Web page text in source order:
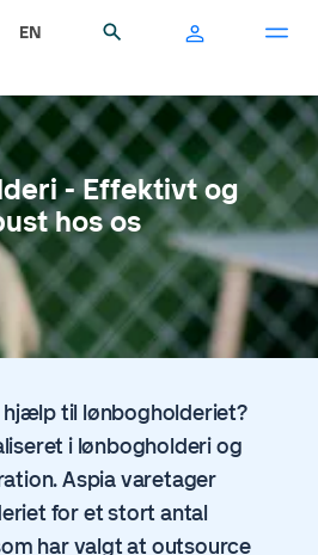
EN
- Effektivt og
hos os
hjælp til lønbogholderiet?
i lønbogholderi og
Aspia varetager
for et stort antal
har valgt at outsource